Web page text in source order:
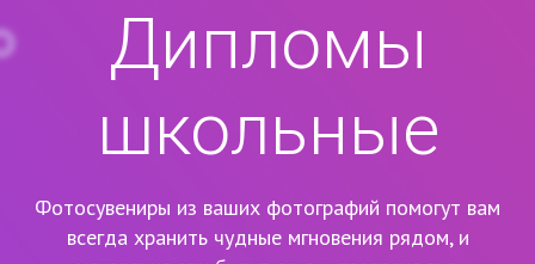
Дипломы
школьные
Фотосувениры из ваших фотографий помогут вам
всегда хранить чудные мгновения рядом, и